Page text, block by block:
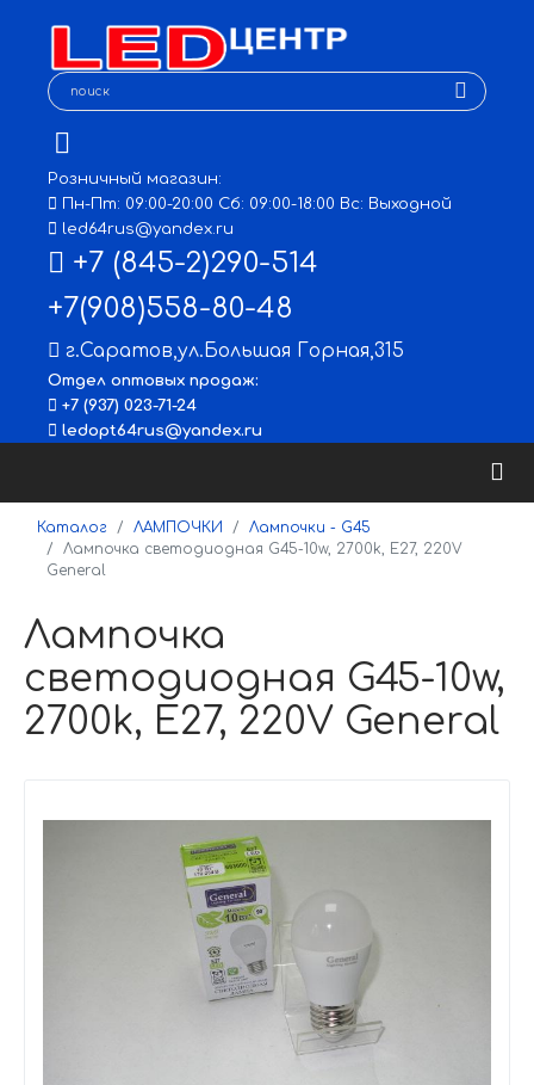
Розничный магазин:
Пн-Пт: 09:00-20:00 Сб: 09:00-18:00 Вс: Выходной
led64rus@yandex.ru
+7 (845-2)290-514
+7(908)558-80-48
г.Саратов,ул.Большая Горная,315
Отдел оптовых продаж:
+7 (937) 023-71-24
ledopt64rus@yandex.ru
Каталог ЛАМПОЧКИ
Лампочки - G45
Лампочка светодиодная G45-10w, 2700k, Е27, 220V
General
Лампочка
светодиодная G45-10w,
2700k, Е27, 220V General